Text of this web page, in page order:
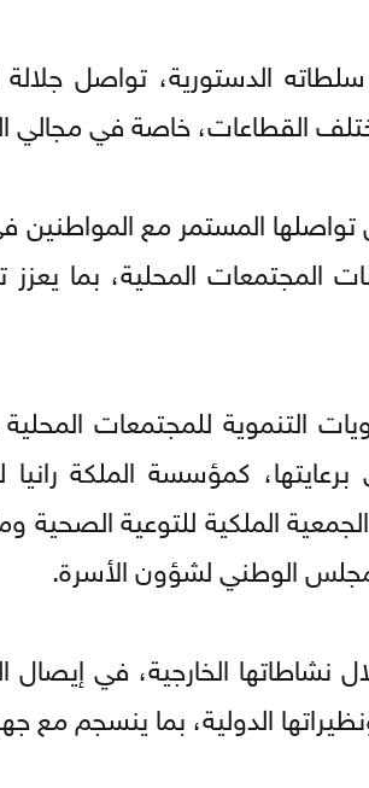
الدستورية، تواصل جلالة
القطاعات، خاصة في مجالي
المستمر مع
المجتمعات المحلية، بما
التنموية للمجتمعات
كمؤسسة الملكة
الملكية للتوعية
الوطني لشؤون الأسرة.
نشاطاتها الخارجية، في
الدولية، بما ينسجم مع